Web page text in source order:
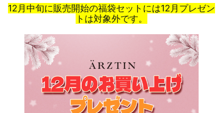
12月中旬に販売開始の福袋セットには12月プレゼン
トは対象外です。